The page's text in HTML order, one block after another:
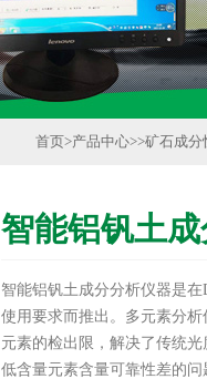
首页>产品中心>>矿石成分
智能铝钒土
智能铝钒土成分分析仪器是
使用要求而推出。多元素分
元素的检出限，解决了传统
低含量元素含量可靠性差的问